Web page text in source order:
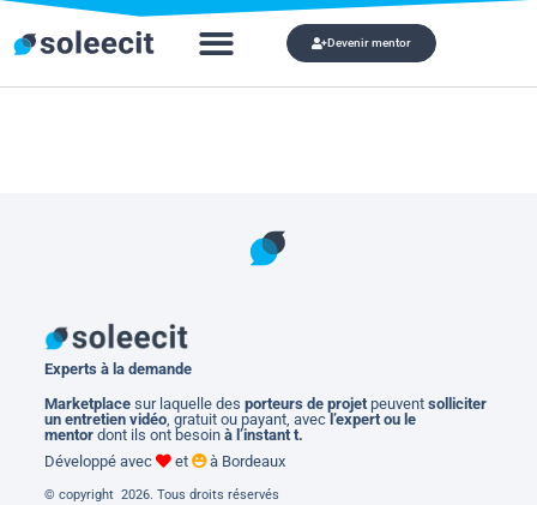
Devenir mentor
Experts à la demande
Marketplace sur laquelle desporteurs de projet peuventsolliciter
un entretien vidéo , gratuit ou payant, avecl’expert ou le
mentordont ils ont besoinà l’instant t.
Développé avec
et à Bordeaux
© copyright 2026. Tous droits réservés